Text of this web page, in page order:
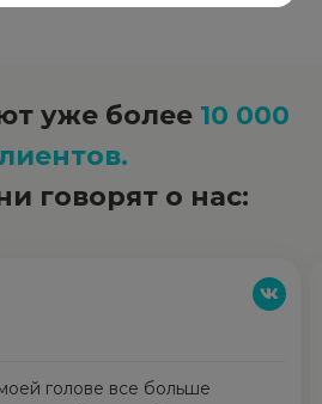
уже более 10 000
говорят о нас:
голове все больше